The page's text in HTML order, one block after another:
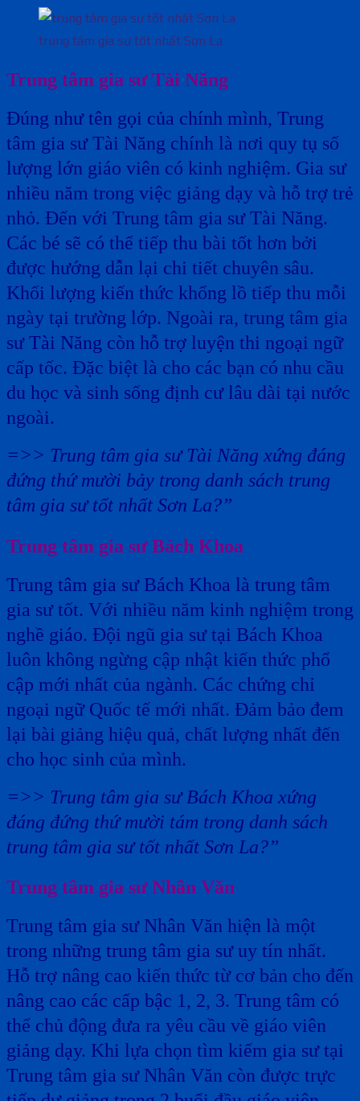
trung tâm gia sư tốt nhất Sơn La
Trung tâm gia sư Tài Năng
Đúng như tên gọi của chính mình, Trung
tâm gia sư Tài Năng chính là nơi quy tụ số
lượng lớn giáo viên có kinh nghiệm. Gia sư
nhiều năm trong việc giảng dạy và hỗ trợ trẻ
nhỏ. Đến với Trung tâm gia sư Tài Năng.
Các bé sẽ có thể tiếp thu bài tốt hơn bởi
được hướng dẫn lại chi tiết chuyên sâu.
Khối lượng kiến thức khổng lồ tiếp thu mỗi
ngày tại trường lớp. Ngoài ra, trung tâm gia
sư Tài Năng còn hỗ trợ luyện thi ngoại ngữ
cấp tốc. Đặc biệt là cho các bạn có nhu cầu
du học và sinh sống định cư lâu dài tại nước
ngoài.
=>> Trung tâm gia sư Tài Năng xứng đáng
đứng thứ mười bảy trong danh sách trung
tâm gia sư tốt nhất Sơn La?”
Trung tâm gia sư Bách Khoa
Trung tâm gia sư Bách Khoa là trung tâm
gia sư tốt. Với nhiều năm kinh nghiệm trong
nghề giáo. Đội ngũ gia sư tại Bách Khoa
luôn không ngừng cập nhật kiến thức phổ
cập mới nhất của ngành. Các chứng chỉ
ngoại ngữ Quốc tế mới nhất. Đảm bảo đem
lại bài giảng hiệu quả, chất lượng nhất đến
cho học sinh của mình.
=>> Trung tâm gia sư Bách Khoa xứng
đáng đứng thứ mười tám trong danh sách
trung tâm gia sư tốt nhất Sơn La?”
Trung tâm gia sư Nhân Văn
Trung tâm gia sư Nhân Văn hiện là một
trong những trung tâm gia sư uy tín nhất.
Hỗ trợ nâng cao kiến thức từ cơ bản cho đến
nâng cao các cấp bậc 1, 2, 3. Trung tâm có
thể chủ động đưa ra yêu cầu về giáo viên
giảng dạy. Khi lựa chọn tìm kiếm gia sư tại
Trung tâm gia sư Nhân Văn còn được trực